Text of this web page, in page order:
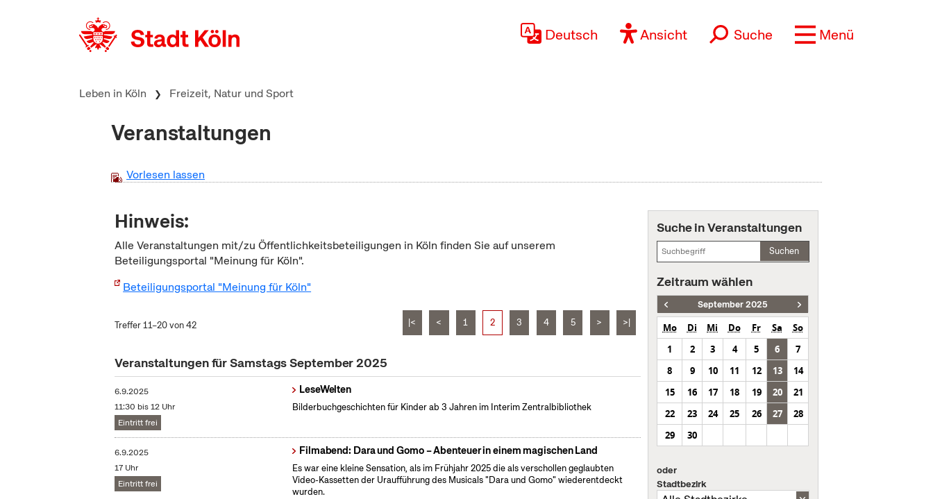
Deutsch Ansicht Suche Menü
Leben in Köln Freizeit, Natur und Sport
Veranstaltungen
Vorlesen lassen
Hinweis:
Alle Veranstaltungen mit/zu Öffentlichkeitsbeteiligungen in Köln finden Sie auf unserem
Beteiligungsportal "Meinung für Köln".
Beteiligungsportal "Meinung für Köln"
Treffer 11–20 von 42 |< < 1 2 3 4 5 > >|
Veranstaltungen für Samstags September 2025
6.9.2025
11:30 bis 12 Uhr
Eintritt frei
LeseWelten
Bilderbuchgeschichten für Kinder ab 3 Jahren im Interim Zentralbibliothek
6.9.2025
17 Uhr
Eintritt frei
Filmabend: Dara und Gomo – Abenteuer in einem magischen Land
Es war eine kleine Sensation, als im Frühjahr 2025 die als verschollen geglaubten
Video-Kassetten der Uraufführung des Musicals "Dara und Gomo" wiederentdeckt
wurden.
Suche in Veranstaltungen
Suchen
Zeitraum wählen
September 2025
Mo Di Mi Do Fr Sa
So
1
2 3 4 5 6
7
8
9 10 11 12 13
14
15
16 17 18 19 20
21
22
23 24 25 26 27
28
29
30
oder
Stadtbezirk